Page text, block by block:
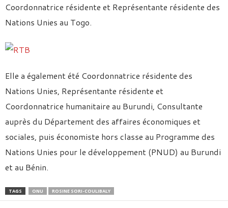
Coordonnatrice résidente et Représentante résidente des
Nations Unies au Togo.
Elle a également été Coordonnatrice résidente des
Nations Unies, Représentante résidente et
Coordonnatrice humanitaire au Burundi, Consultante
auprès du Département des affaires économiques et
sociales, puis économiste hors classe au Programme des
Nations Unies pour le développement (PNUD) au Burundi
et au Bénin.
TAGS ONU ROSINE SORI-COULIBALY